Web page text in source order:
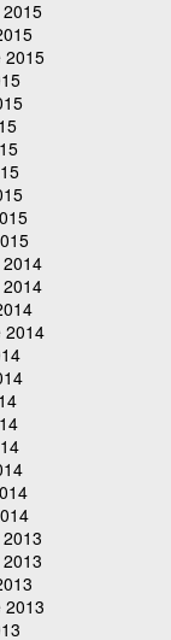
2015
2014
2013